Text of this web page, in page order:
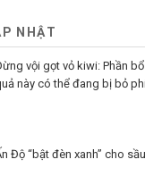
NHẬT
vội gọt vỏ kiwi: Phần
này có thể đang bị bỏ
Độ “bật đèn xanh” cho